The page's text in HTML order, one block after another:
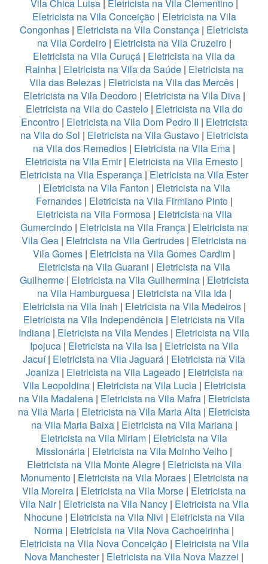
Vila Chica Luisa | Eletricista na Vila Clementino|
Eletricista na Vila Conceição| Eletricista na Vila
Congonhas | Eletricista na Vila Constança | Eletricista
na Vila Cordeiro| Eletricista na Vila Cruzeiro |
Eletricista na Vila Curuçá | Eletricista na Vila da
Rainha | Eletricista na Vila da Saúde| Eletricista na
Vila das Belezas | Eletricista na Vila das Mercês |
Eletricista na Vila Deodoro| Eletricista na Vila Diva|
Eletricista na Vila do Castelo| Eletricista na Vila do
Encontro| Eletricista na Vila Dom Pedro II | Eletricista
na Vila do Sol | Eletricista na Vila Gustavo| Eletricista
na Vila dos Remedios | Eletricista na Vila Ema |
Eletricista na Vila Emir| Eletricista na Vila Ernesto |
Eletricista na Vila Esperança | Eletricista na Vila Ester
| Eletricista na Vila Fanton | Eletricista na Vila
Fernandes| Eletricista na Vila Firmiano Pinto|
Eletricista na Vila Formosa| Eletricista na Vila
Gumercindo | Eletricista na Vila França | Eletricista na
Vila Gea | Eletricista na Vila Gertrudes | Eletricista na
Vila Gomes | Eletricista na Vila Gomes Cardim |
Eletricista na Vila Guarani | Eletricista na Vila
Guilherme| Eletricista na Vila Guilhermina| Eletricista
na Vila Hamburguesa| Eletricista na Vila Ida|
Eletricista na Vila Inah | Eletricista na Vila Medeiros|
Eletricista na Vila Independência | Eletricista na Vila
Indiana | Eletricista na Vila Mendes | Eletricista na Vila
Ipojuca| Eletricista na Vila Isa| Eletricista na Vila
Jacuí| Eletricista na Vila Jaguará | Eletricista na Vila
Joaniza| Eletricista na Vila Lageado| Eletricista na
Vila Leopoldina| Eletricista na Vila Lucia| Eletricista
na Vila Madalena| Eletricista na Vila Mafra | Eletricista
na Vila Maria | Eletricista na Vila Maria Alta | Eletricista
na Vila Maria Baixa| Eletricista na Vila Mariana|
Eletricista na Vila Miriam | Eletricista na Vila
Missionária | Eletricista na Vila Moinho Velho |
Eletricista na Vila Monte Alegre| Eletricista na Vila
Monumento| Eletricista na Vila Moraes| Eletricista na
Vila Moreira | Eletricista na Vila Morse | Eletricista na
Vila Nair| Eletricista na Vila Nancy | Eletricista na Vila
Nhocune| Eletricista na Vila Nivi | Eletricista na Vila
Norma | Eletricista na Vila Nova Cachoeirinha |
Eletricista na Vila Nova Conceição| Eletricista na Vila
Nova Manchester| Eletricista na Vila Nova Mazzei |